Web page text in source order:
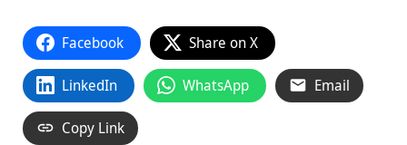
Facebook Share on X
LinkedIn WhatsApp Email
Copy Link